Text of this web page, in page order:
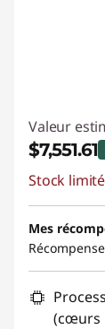
Valeur
$7,551.61
Stock
Mes
(cœurs